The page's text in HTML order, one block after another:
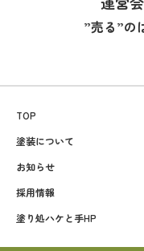
”売る”の
TOP
塗装について
お知らせ
採用情報
塗り処ハケと手HP